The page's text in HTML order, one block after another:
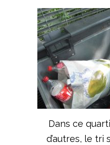
Dans ce
d’autres, le tri